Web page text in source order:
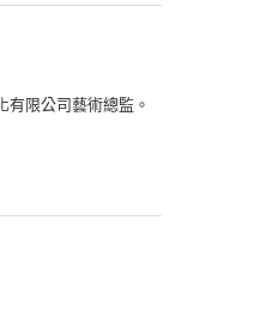
限公司藝術總監。